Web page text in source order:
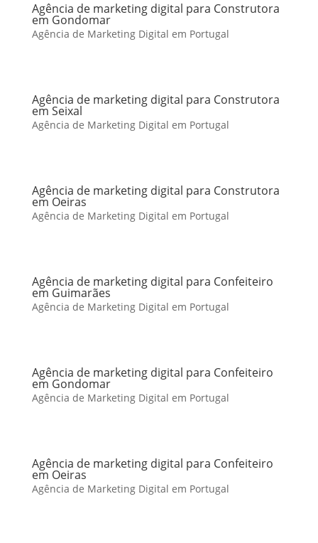
Agência de marketing digital para Construtora
em Gondomar
Agência de Marketing Digital em Portugal
Agência de marketing digital para Construtora
em Seixal
Agência de Marketing Digital em Portugal
Agência de marketing digital para Construtora
em Oeiras
Agência de Marketing Digital em Portugal
Agência de marketing digital para Confeiteiro
em Guimarães
Agência de Marketing Digital em Portugal
Agência de marketing digital para Confeiteiro
em Gondomar
Agência de Marketing Digital em Portugal
Agência de marketing digital para Confeiteiro
em Oeiras
Agência de Marketing Digital em Portugal